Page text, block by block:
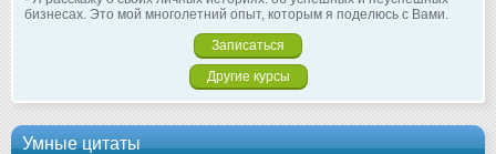
бизнесах. Это мой многолетний опыт, которым я поделюсь с Вами.
Записаться
Другие курсы
Умные цитаты